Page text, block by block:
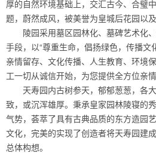
厚的自然环境基础上，交汇古今、合璧
题，蔚然成风，被美誉为皇城后花园以及
陵园采用墓区园林化、墓碑艺术化
手段，以“尊重生命，倡扬绿色，传播文
亲情留存、文化传播、人生教育、环境
工一切从诚信开始，为您提供全方位亲情
天寿园内古树参天，郁郁葱葱，各
致，或沉浑雄厚。秉承皇家园林陵寝的
气势，荟萃了具有古典品质的东方造园
文化，完美的实现了创造者将天寿园建
总体构想。